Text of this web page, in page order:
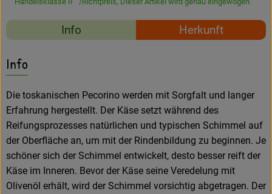
Entdecken
Über uns
Rezepte
Info Herkunft
Info
Die toskanischen Pecorino werden mit Sorgfalt und langer
Erfahrung hergestellt. Der Käse setzt während des
Reifungsprozesses natürlichen und typischen Schimmel auf
der Oberfläche an, um mit der Rindenbildung zu beginnen. Je
schöner sich der Schimmel entwickelt, desto besser reift der
Käse im Inneren. Bevor der Käse seine Veredelung mit
Olivenöl erhält, wird der Schimmel vorsichtig abgetragen. Der